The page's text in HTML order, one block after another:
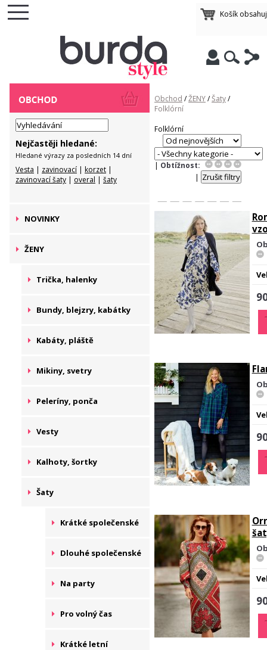
Košík
Nejčastěji hledané:
Hledané výrazy za posledních 14 dní
Vesta | zavinovací | korzet |
zavinovací šaty | overal | šaty
NOVINKY
ŽENY
Trička, halenky
Bundy, blejzry, kabátky
Kabáty, pláště
Mikiny, svetry
Peleríny, ponča
Vesty
Kalhoty, šortky
Šaty
Krátké společenské
Dlouhé společenské
Na party
Pro volný čas
Krátké letní
Obchod /ŽENY/Šaty/
Folklórní
Folklórní
| Obtížnost:
|